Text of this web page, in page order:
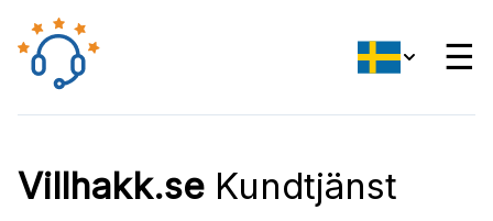
☰
Villhakk.se Kundtjänst